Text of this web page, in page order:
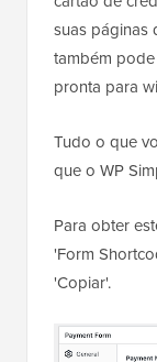
suas páginas
também
pronta para
Tudo o que
que o WP
Para obter
'Form
'Copiar'.